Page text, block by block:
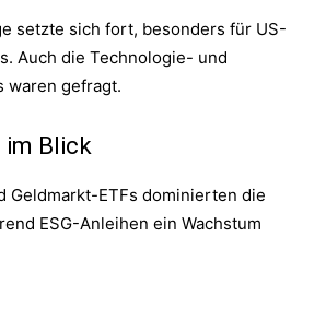
setzte sich fort, besonders für US-
Auch die Technologie- und
waren gefragt.
im Blick
Geldmarkt-ETFs dominierten die
ESG-Anleihen ein Wachstum